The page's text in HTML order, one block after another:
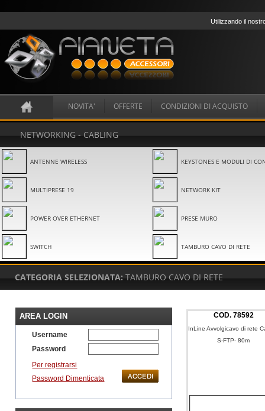
Utilizzando il
NOVITA' OFFERTE CONDIZIONI DI ACQUISTO
NETWORKING - CABLING
ANTENNE WIRELESS KEYSTONES E MODULI DI
MULTIPRESE 19 NETWORK KIT
POWER OVER ETHERNET PRESE MURO
SWITCH TAMBURO CAVO DI RETE
CATEGORIA SELEZIONATA: TAMBURO CAVO DI RETE
AREA LOGIN
Username
Password
Per registrarsi
Password Dimenticata
COD. 78592
InLine Avvolgicavo di rete
S-FTP- 80m